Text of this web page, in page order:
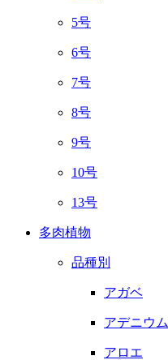
5号
6号
7号
8号
9号
10号
13号
多肉植物
品種別
アガベ
アデニウム
アロエ